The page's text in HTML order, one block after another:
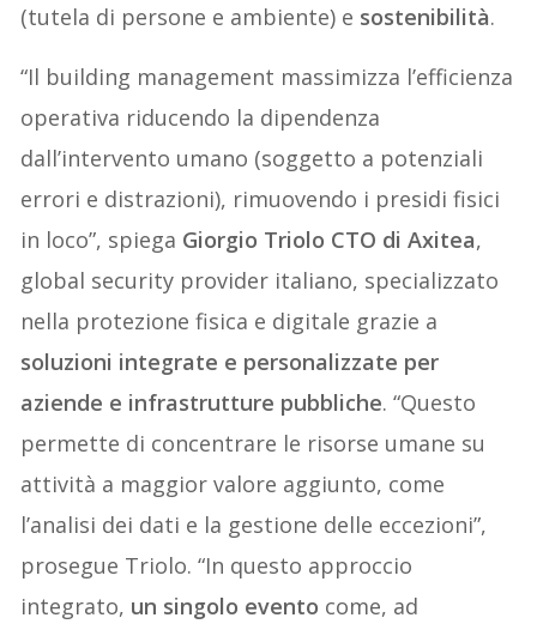
(tutela di persone e ambiente) e sostenibilità.
“Il building management massimizza l’efficienza
operativa riducendo la dipendenza
dall’intervento umano (soggetto a potenziali
errori e distrazioni), rimuovendo i presidi fisici
in loco”, spiega Giorgio Triolo CTO di Axitea,
global security provider italiano, specializzato
nella protezione fisica e digitale grazie a
soluzioni integrate e personalizzate per
aziende e infrastrutture pubbliche. “Questo
permette di concentrare le risorse umane su
attività a maggior valore aggiunto, come
l’analisi dei dati e la gestione delle eccezioni”,
prosegue Triolo. “In questo approccio
integrato, un singolo evento come, ad